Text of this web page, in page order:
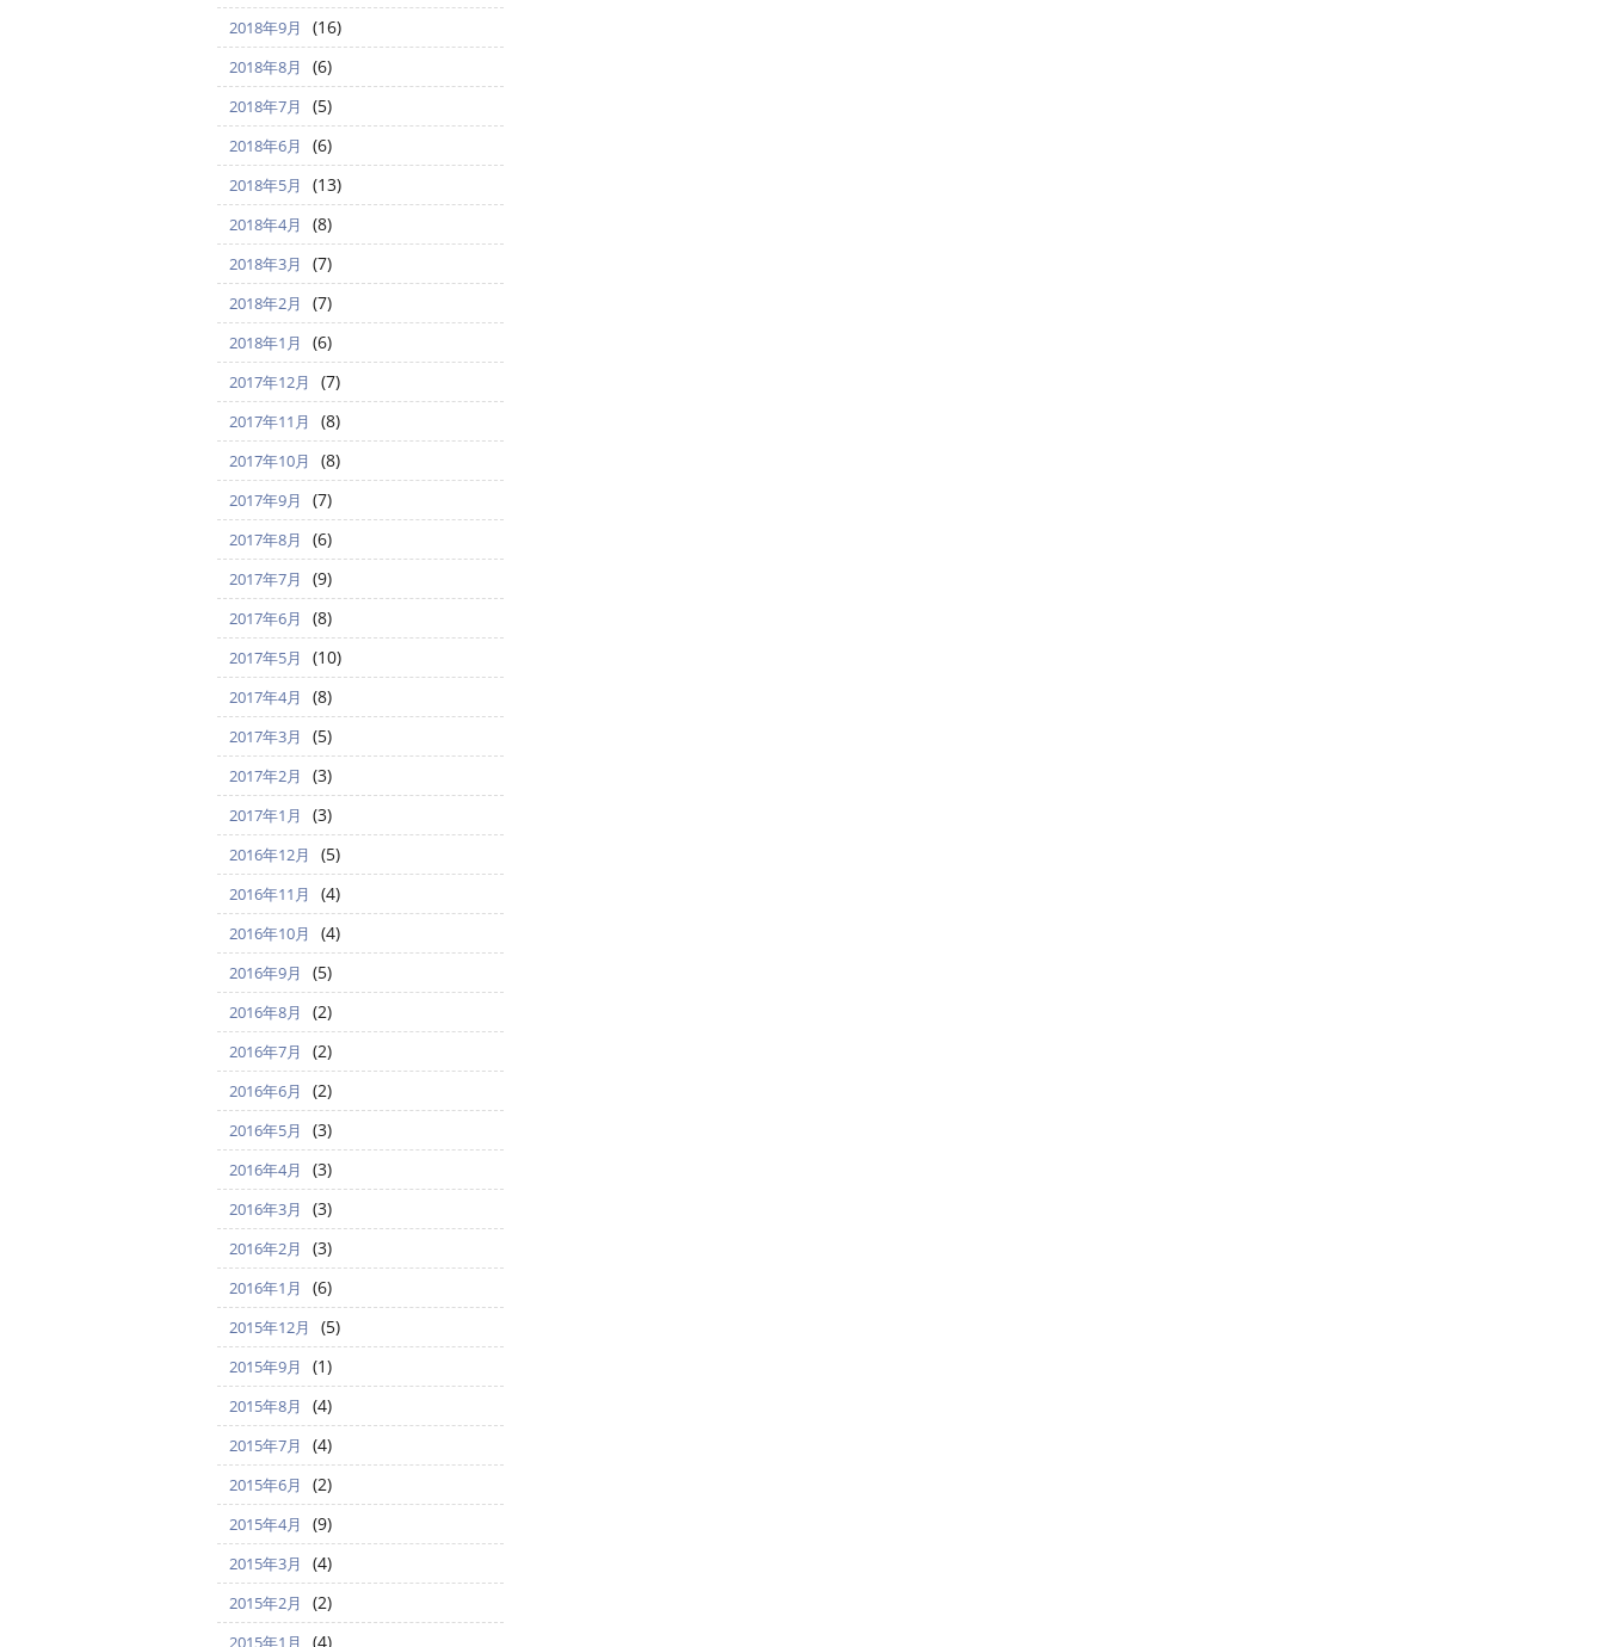
2018年9月 (16)
2018年8月 (6)
2018年7月 (5)
2018年6月 (6)
2018年5月 (13)
2018年4月 (8)
2018年3月 (7)
2018年2月 (7)
2018年1月 (6)
2017年12月 (7)
2017年11月 (8)
2017年10月 (8)
2017年9月 (7)
2017年8月 (6)
2017年7月 (9)
2017年6月 (8)
2017年5月 (10)
2017年4月 (8)
2017年3月 (5)
2017年2月 (3)
2017年1月 (3)
2016年12月 (5)
2016年11月 (4)
2016年10月 (4)
2016年9月 (5)
2016年8月 (2)
2016年7月 (2)
2016年6月 (2)
2016年5月 (3)
2016年4月 (3)
2016年3月 (3)
2016年2月 (3)
2016年1月 (6)
2015年12月 (5)
2015年9月 (1)
2015年8月 (4)
2015年7月 (4)
2015年6月 (2)
2015年4月 (9)
2015年3月 (4)
2015年2月 (2)
2015年1月 (4)